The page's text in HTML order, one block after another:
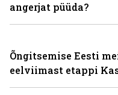
angerjat püüda?
Õngitsemise Eesti
eelviimast etappi